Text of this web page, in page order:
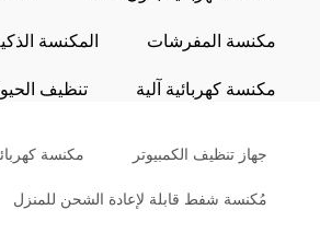
مكنسة المفرشات
المكنسة
مكنسة كهربائية آلية
تنظيف
جهاز تنظيف الكمبيوتر مكنسة
مُكنسة شفط قابلة لإعادة الشحن للمنزل